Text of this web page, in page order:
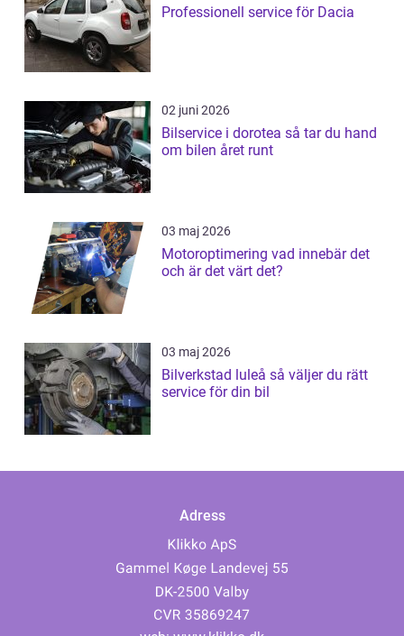
Professionell service för Dacia
02 juni 2026
Bilservice i dorotea så tar du hand
om bilen året runt
03 maj 2026
Motoroptimering vad innebär det
och är det värt det?
03 maj 2026
Bilverkstad luleå så väljer du rätt
service för din bil
Adress